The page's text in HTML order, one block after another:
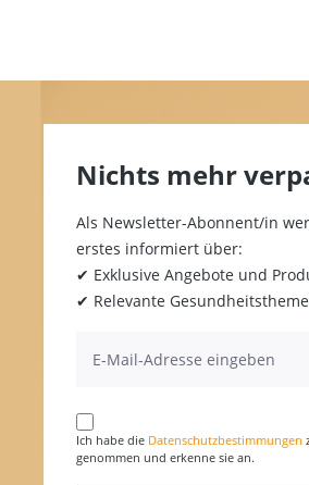
Nichts mehr
Als Newsletter-Abonnent/in
erstes informiert über:
✔ Exklusive Angebote und
✔ Relevante
Ich habe die Datenschutzbestimmungen
genommen und erkenne sie an.